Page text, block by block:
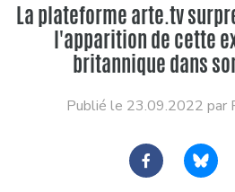
La plateforme arte.tv
l'apparition de cette
britannique dans
Publié le 23.09.2022 par